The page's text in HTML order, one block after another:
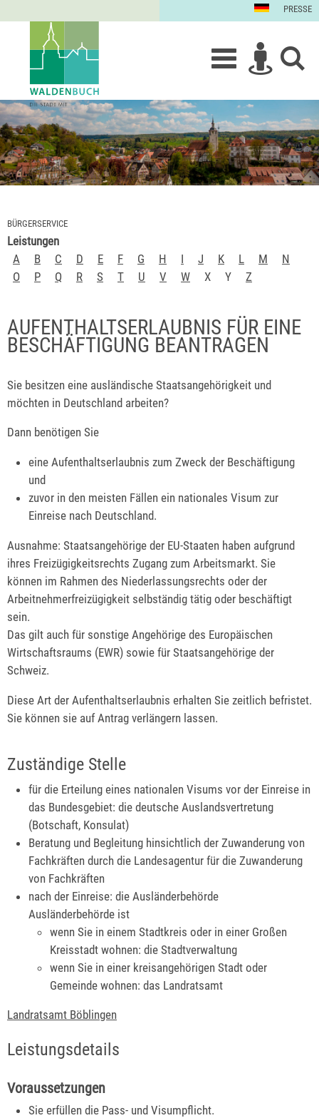
PRESSE
BÜRGERSERVICE
Leistungen
A
B C D E F G H I J K L M
N
O
P Q R S T U V W X Y Z
AUFENTHALTSERLAUBNIS FÜR EINE
BESCHÄFTIGUNG BEANTRAGEN
Sie besitzen eine ausländische Staatsangehörigkeit und
möchten in Deutschland arbeiten?
Dann benötigen Sie
eine Aufenthaltserlaubnis zum Zweck der Beschäftigung
und
zuvor in den meisten Fällen ein nationales Visum zur
Einreise nach Deutschland.
Ausnahme: Staatsangehörige der EU-Staaten haben aufgrund
ihres Freizügigkeitsrechts Zugang zum Arbeitsmarkt. Sie
können im Rahmen des Niederlassungsrechts oder der
Arbeitnehmerfreizügigkeit selbständig tätig oder beschäftigt
sein.
Das gilt auch für sonstige Angehörige des Europäischen
Wirtschaftsraums (EWR) sowie für Staatsangehörige der
Schweiz.
Diese Art der Aufenthaltserlaubnis erhalten Sie zeitlich befristet.
Sie können sie auf Antrag verlängern lassen.
Zuständige Stelle
für die Erteilung eines nationalen Visums vor der Einreise in
das Bundesgebiet: die deutsche Auslandsvertretung
(Botschaft, Konsulat)
Beratung und Begleitung hinsichtlich der Zuwanderung von
Fachkräften durch die Landesagentur für die Zuwanderung
von Fachkräften
nach der Einreise: die Ausländerbehörde
Ausländerbehörde ist
wenn Sie in einem Stadtkreis oder in einer Großen
Kreisstadt wohnen: die Stadtverwaltung
wenn Sie in einer kreisangehörigen Stadt oder
Gemeinde wohnen: das Landratsamt
Landratsamt Böblingen
Leistungsdetails
Voraussetzungen
Sie erfüllen die Pass- und Visumpflicht.